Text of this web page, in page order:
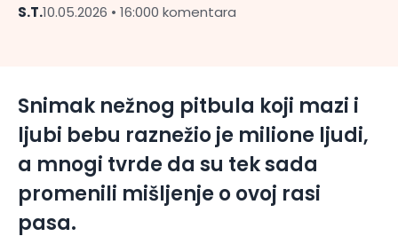
S.T.10.05.2026 • 16:000 komentara
Snimak nežnog pitbula koji mazi i
ljubi bebu raznežio je milione ljudi,
a mnogi tvrde da su tek sada
promenili mišljenje o ovoj rasi
pasa.